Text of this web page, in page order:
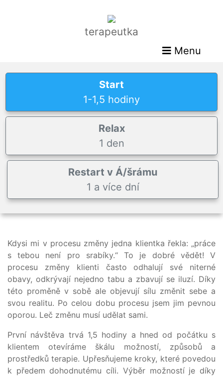
terapeutka
Menu
Start
1-1,5 hodiny
Relax
1 den
Restart v Á/šrámu
1 a více dní
Kdysi mi v procesu změny jedna klientka řekla: „práce
s tebou není pro srabíky.“ To je dobré vědět! V
procesu změny klienti často odhalují své niterné
obavy, odkrývají nejedno tabu a zbavují se iluzí. Díky
této proměně v sobě ale objevují sílu změnit sebe a
svou realitu. Po celou dobu procesu jsem jim pevnou
oporou. Leč změnu musí udělat sami.
První návštěva trvá 1,5 hodiny a hned od počátku s
klientem otevíráme škálu možností, způsobů a
prostředků terapie. Upřesňujeme kroky, které povedou
k předem dohodnutému cíli. Výběr možností je díky